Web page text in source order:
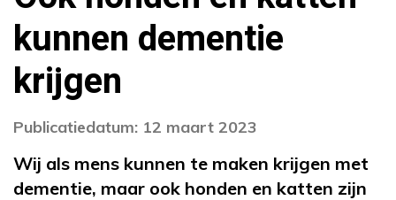
kunnen dementie
krijgen
Publicatiedatum: 12 maart 2023
Wij als mens kunnen te maken krijgen met
dementie, maar ook honden en katten zijn